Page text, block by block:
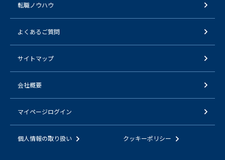
転職ノウハウ
よくあるご質問
サイトマップ
会社概要
マイページログイン
個人情報の取り扱い クッキーポリシー